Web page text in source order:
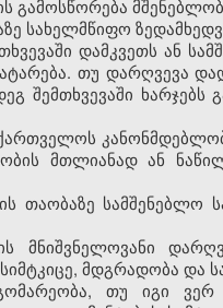
გამოსწორება
სახელმწიფო
დამკვეთს ან
ჩატარება. თუ დარღვევა
შემთხვევაში
მთლიანად ან
თაობაზე
მნიშვნელოვანი
მდგრადობა და
თუ იგი